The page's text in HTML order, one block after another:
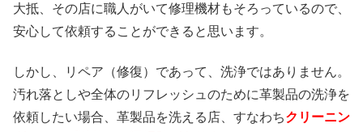
大抵、その店に職人がいて修理機材もそろっているので、
安心して依頼することができると思います。
しかし、リペア（修復）であって、洗浄ではありません。
汚れ落としや全体のリフレッシュのために革製品の洗浄を
依頼したい場合、革製品を洗える店、すなわちクリーニン